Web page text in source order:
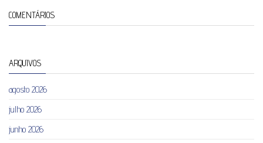
COMENTÁRIOS
ARQUIVOS
agosto 2026
julho 2026
junho 2026